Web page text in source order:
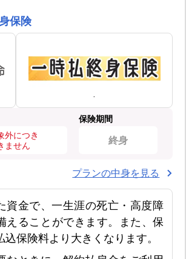
保険
外につき
ません
保険期間
終身
プランの中身を見る
資金で、一生涯の死亡・高度障
えることができます。また、保
込保険料より大きくなります。